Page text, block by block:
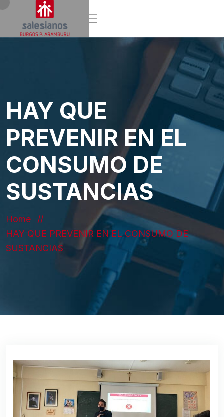
HAY QUE
PREVENIR EN EL
CONSUMO DE
SUSTANCIAS
Home
HAY QUE PREVENIR EN EL CONSUMO DE
SUSTANCIAS